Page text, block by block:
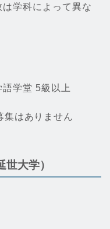
学科によって異な
学堂 5級以上
はありません
大学）